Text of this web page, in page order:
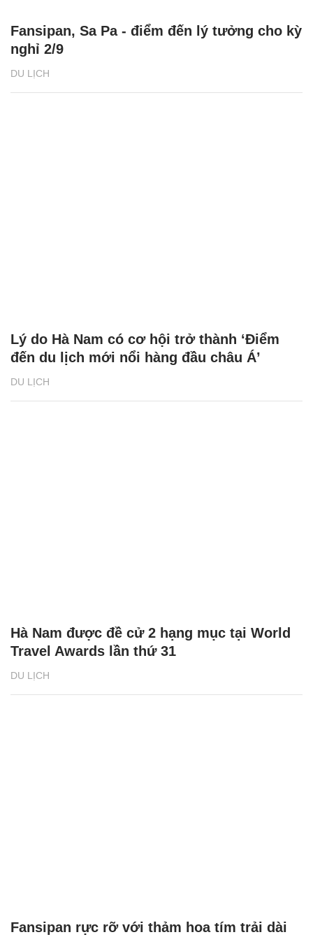
DU LỊCH
Fansipan, Sa Pa - điểm đến lý tưởng cho kỳ
nghỉ 2/9
DU LỊCH
Lý do Hà Nam có cơ hội trở thành ‘Điểm
đến du lịch mới nổi hàng đầu châu Á’
DU LỊCH
Hà Nam được đề cử 2 hạng mục tại World
Travel Awards lần thứ 31
Fansipan rực rỡ với thảm hoa tím trải dài